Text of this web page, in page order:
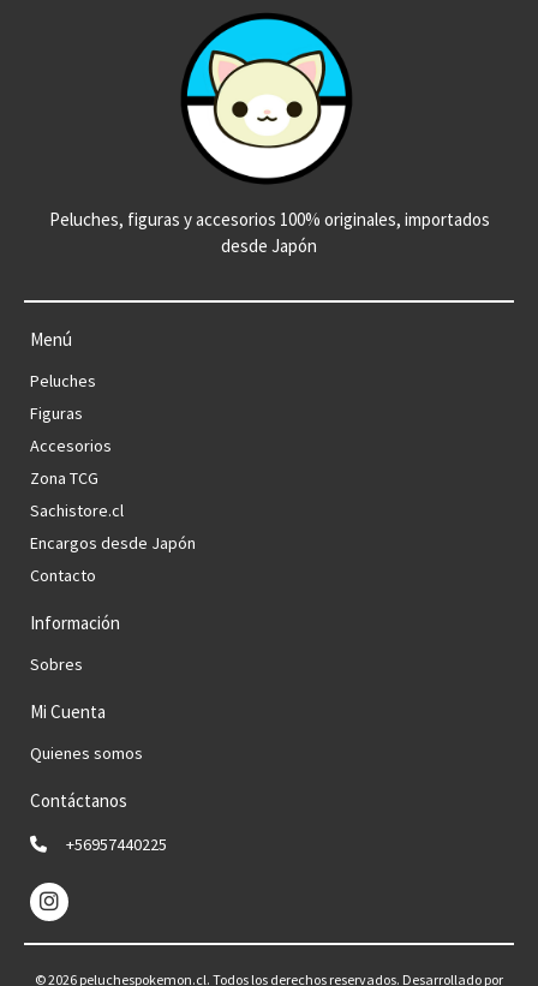
Peluches, figuras y accesorios 100% originales, importados
desde Japón
Menú
Peluches
Figuras
Accesorios
Zona TCG
Sachistore.cl
Encargos desde Japón
Contacto
Información
Sobres
Mi Cuenta
Quienes somos
Contáctanos
+56957440225
© 2026 peluchespokemon.cl. Todos los derechos reservados. Desarrollado por